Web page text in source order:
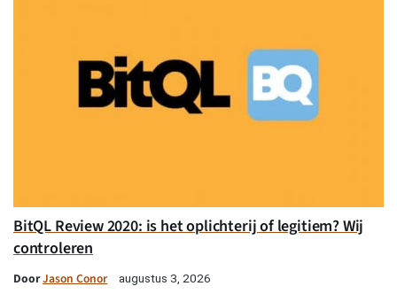
BitQL Review 2020: is het oplichterij of legitiem? Wij
controleren
DoorJason Conor augustus 3, 2026